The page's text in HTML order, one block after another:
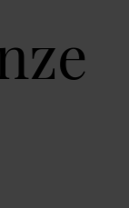
anz